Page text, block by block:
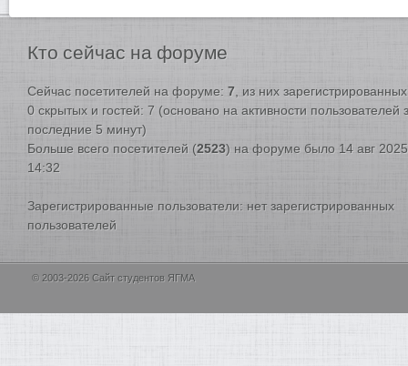
Кто сейчас на форуме
Сейчас посетителей на форуме: 7 , из них
0 скрытых и гостей: 7 (основано на активности пользователей
последние 5 минут)
Больше всего посетителей (2523) на форуме было 14 авг
14:32
Зарегистрированные пользователи: нет зарегистрированных
пользователей
© 2003-2026 Сайт студентов ЯГМА